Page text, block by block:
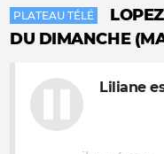
PLATEAU TÉLÉ
DU DIMANCHE
Liliane